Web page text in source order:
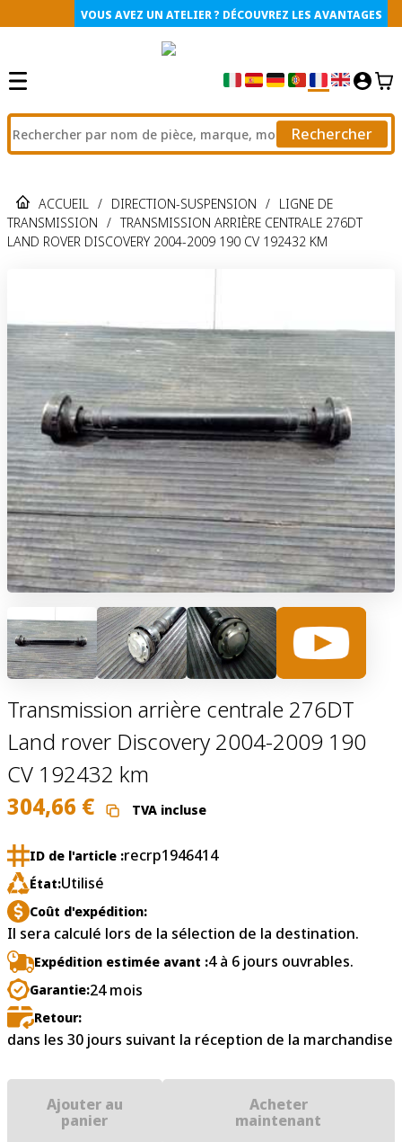
VOUS AVEZ UN ATELIER ? DÉCOUVREZ LES AVANTAGES
Rechercher
ACCUEIL / DIRECTION-SUSPENSION / LIGNE DE
TRANSMISSION / TRANSMISSION ARRIÈRE CENTRALE 276DT
LAND ROVER DISCOVERY 2004-2009 190 CV 192432 KM
Transmission arrière centrale 276DT
Land rover Discovery 2004-2009 190
CV 192432 km
304,66 € TVA incluse
ID de l'article :recrp1946414
État:Utilisé
Coût d'expédition:
Il sera calculé lors de la sélection de la destination.
Expédition estimée avant :4 à 6 jours ouvrables.
Garantie:24 mois
Retour:
dans les 30 jours suivant la réception de la marchandise
Ajouter au
panier
Acheter
maintenant